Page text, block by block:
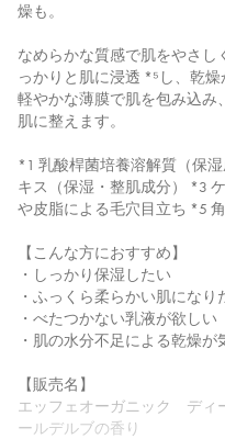
燥も。
なめらかな質感で肌をやさし
っかりと肌に浸透 *⁵し、乾燥
軽やかな薄膜で肌を包み込み
肌に整えます。
*1 乳酸桿菌培養溶解質（保
キス（保湿・整肌成分） *3
や皮脂による毛穴目立ち *5
【こんな方におすすめ】
・しっかり保湿したい
・ふっくら柔らかい肌になり
・べたつかない乳液が欲しい
・肌の水分不足による乾燥が
【販売名】
エッフェオーガニック ディ
ールデルブの香り